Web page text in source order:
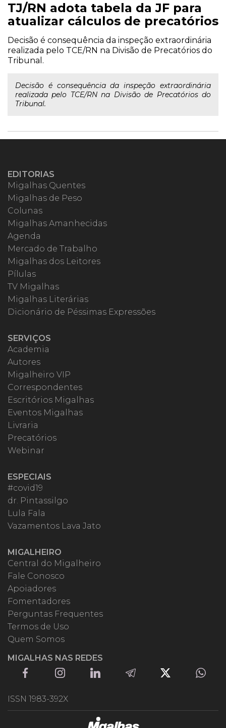
TJ/RN adota tabela da JF para
atualizar cálculos de precatórios
Decisão é consequência da inspeção extraordinária
realizada pelo TCE/RN na Divisão de Precatórios do
Tribunal.
Decisão é consequência da inspeção extraordinária
realizada pelo TCE/RN na Divisão de Precatórios do
Tribunal.
EDITORIAS
Migalhas Quentes
Migalhas de Peso
Colunas
Migalhas Amanhecidas
Agenda
Mercado de Trabalho
Migalhas dos Leitores
Pílulas
TV Migalhas
Migalhas Literárias
Dicionário de Péssimas Expressões
SERVIÇOS
Academia
Autores
Migalheiro VIP
Correspondentes
Escritórios Migalhas
Eventos Migalhas
Livraria
Precatórios
Webinar
ESPECIAIS
#covid19
dr. Pintassilgo
Lula Fala
Vazamentos Lava Jato
MIGALHEIRO
Central do Migalheiro
Fale Conosco
Apoiadores
Fomentadores
Perguntas Frequentes
Termos de Uso
Quem Somos
MIGALHAS NAS REDES
ISSN 1983-392X